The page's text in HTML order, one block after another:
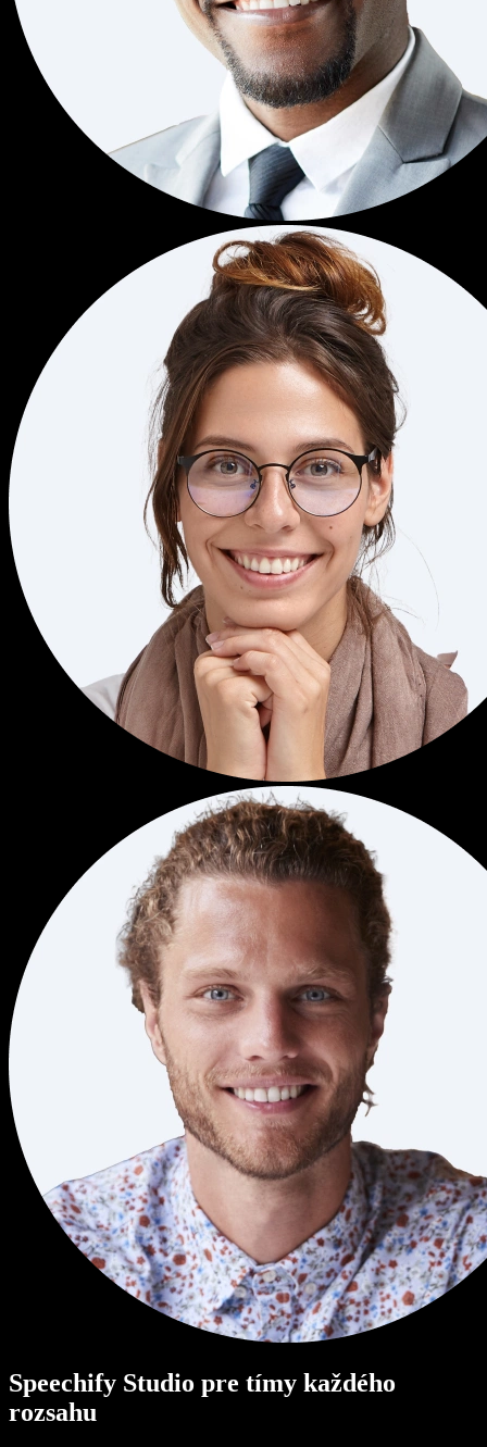
Speechify Studio pre tímy každého
rozsahu